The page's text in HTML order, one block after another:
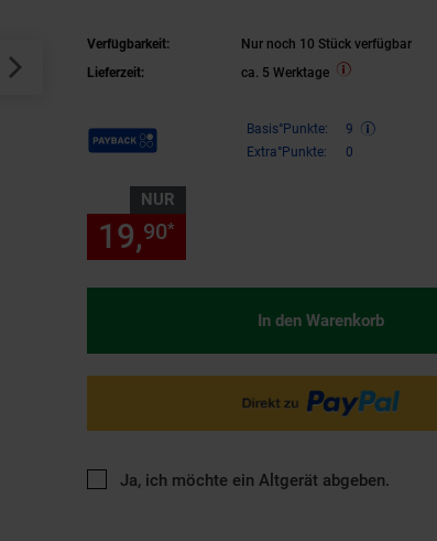
Verfügbarkeit:
Nur noch 10 Stück verfügbar
Lieferzeit:
ca. 5 Werktage
Payback Punkte Basis°Punkte:
9
Extra°Punkte:
0
NUR
19,90*
In den Warenkorb
Ja, ich möchte ein Altgerät abgeben.